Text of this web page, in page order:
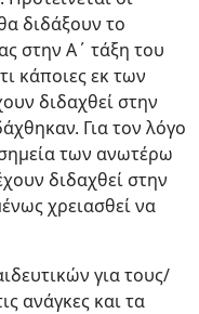
διδάξουν το
στην Α΄ τάξη του
κάποιες εκ των
διδαχθεί στην
Για τον λόγο
των ανωτέρω
διδαχθεί στην
χρειασθεί να
για τους/
ανάγκες και τα